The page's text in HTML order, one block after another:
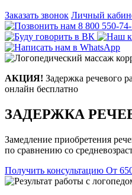
Заказать звонок Личный
8 800 550-
АКЦИЯ! Задержка речевого
онлайн бесплатно
ЗАДЕРЖКА
Замедление приобретения
по сравнению со
Получить консультацию От